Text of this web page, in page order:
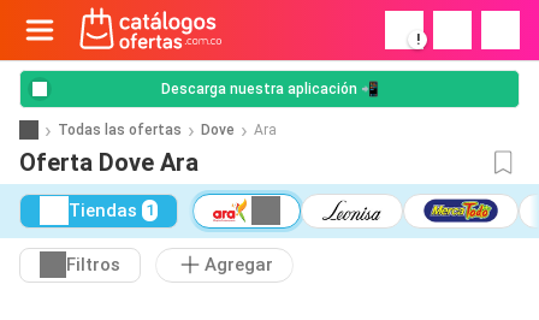
!
Descarga nuestra aplicación 📲
Todas las ofertas Dove Ara
Oferta Dove Ara
Tiendas 1
Filtros Agregar